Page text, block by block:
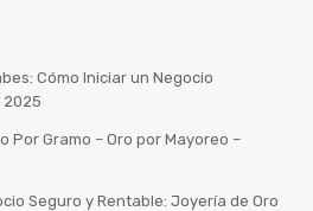
Cómo Iniciar un Negocio
2025
Por Gramo – Oro por Mayoreo –
Seguro y Rentable: Joyería de Oro